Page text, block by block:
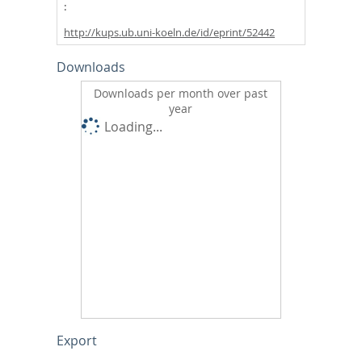
http://kups.ub.uni-koeln.de/id/eprint/52442
Downloads
Downloads per month over past
year
Loading...
Export